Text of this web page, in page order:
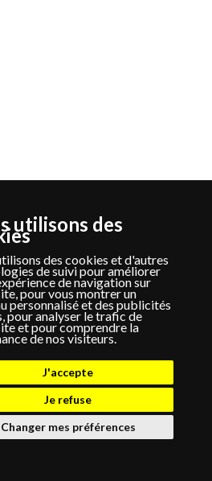
utilisons des
des cookies et d'autres
de suivi pour améliorer
de navigation sur
pour vous montrer un
personnalisé et des publicités
pour analyser le trafic de
et pour comprendre la
de nos visiteurs.
J'accepte
Je refuse
Changer mes préférences
la vente de pièces détachées
à Chaleur Panasonic et Sanyo